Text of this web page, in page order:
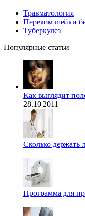
Травматология
Перелом шейки
Туберкулез
Популярные статьи
Как выглядит
28.10.2011
Сколько держать
Программа для